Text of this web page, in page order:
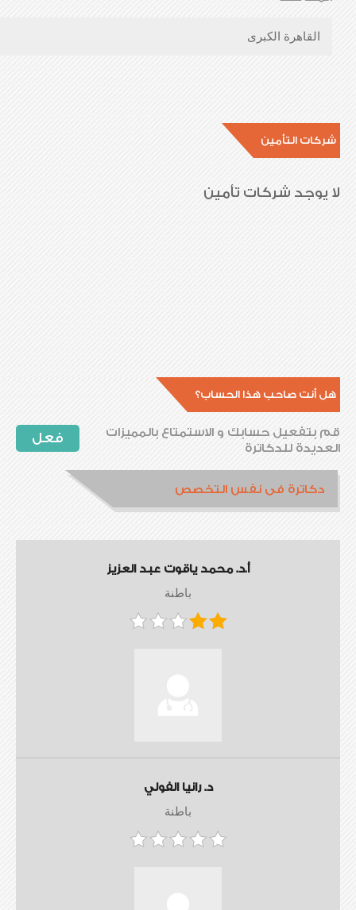
القاهرة الكبرى
شركات التأمين
لا يوجد شركات تأمين
هل أنت صاحب هذا الحساب؟
فعل
قم بتفعيل حسابك و الاستمتاع بالمميزات
العديدة للدكاترة
دكاترة فى نفس التخصص
أ.د. محمد ياقوت عبد العزيز
باطنة
د. رانيا الفولي
باطنة